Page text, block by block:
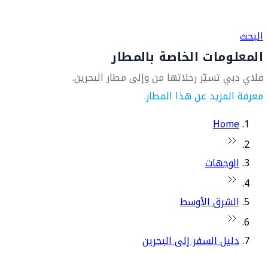
البحث
المعلومات الخاصة بالمطار
فلاي دبي تسيّر رحلاتها من وإلى مطار البحرين.
معرفة المزيد عن هذا المطار.
Home
الوجهات
الشرق الأوسط
دليل السفر إلى البحرين